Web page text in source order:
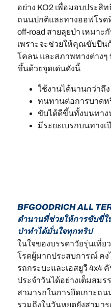
อย่าง KO2 เพื่อมอบประ
ถนนปกติและทางออฟโรด
off-road สายลุยป่า เหมาะ
เพราะจะช่วยให้คุณขับปีน
โคลน และสภาพทางต่าง
ขึ้นด้วยจุดเด่นดังนี้
ใช้งานได้นานกว่าถึง
ทนทานต่อการบาดห
ขับได้ดีขึ้นทั้งบนทาง
มีระยะเบรกบนทางเ
BFGOODRICH ALL
ตำนานที่ช่วยให้การขับขี่ใ
ป่าทำได้มั่นใจทุกทริป
ในใจของบรรดาวัยรุ่นเที่
โรดผู้มากประสบการณ์ คง
รถกระบะและเอสยูวี 4x4
ประจำวันได้อย่างเต็มสม
สามารถในการยึดเกาะถน
รวมถึงในวันหยุดยังสามา